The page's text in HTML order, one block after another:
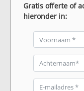
Gratis offerte of
hieronder in: